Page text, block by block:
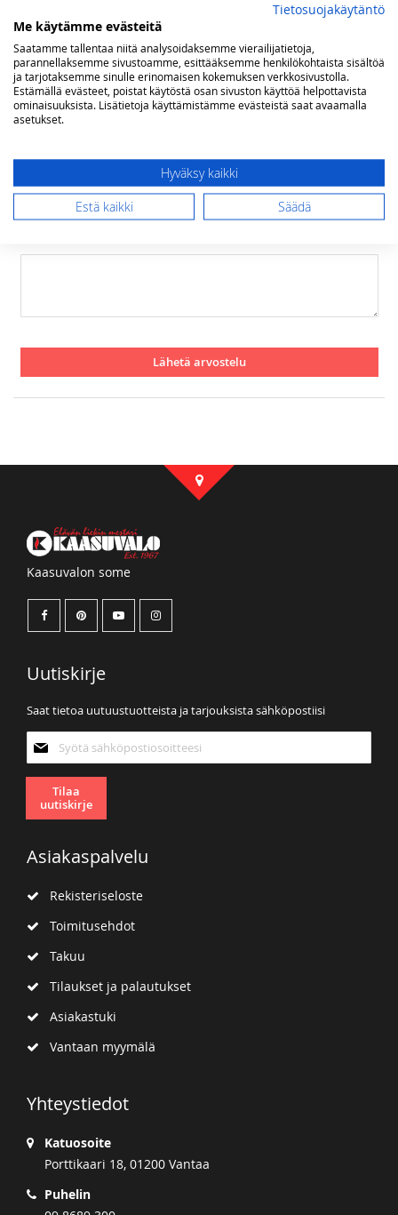
Arviosi
Rating
1
star
2
stars
3
stars
4
stars
5
stars
Nimimerkki
Lähetä arvostelu
Kaasuvalon some
Uutiskirje
Saat tietoa uutuustuotteista ja tarjouksista sähköpostiisi
uutiskirjeemme:
Tilaa
uutiskirje
Asiakaspalvelu
Rekisteriseloste
Toimitusehdot
Takuu
Tilaukset ja palautukset
Asiakastuki
Vantaan myymälä
Yhteystiedot
Katuosoite
Porttikaari 18, 01200 Vantaa
Puhelin
Tietosuojakäytäntö
Me käytämme evästeitä
Saatamme tallentaa niitä analysoidaksemme vierailijatietoja,
parannellaksemme sivustoamme, esittääksemme henkilökohtaista sisältöä
ja tarjotaksemme sinulle erinomaisen kokemuksen verkkosivustolla.
Estämällä evästeet, poistat käytöstä osan sivuston käyttöä helpottavista
ominaisuuksista. Lisätietoja käyttämistämme evästeistä saat avaamalla
asetukset.
Hyväksy kaikki
Estä kaikki Säädä